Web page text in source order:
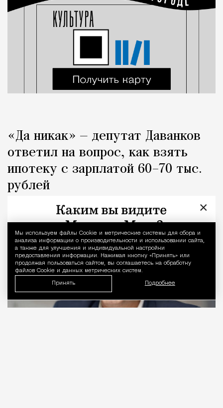
Уведомление
Мы используем файлы Сookie и метрические системы для сбора и
анализа информации о производительности и использовании сайта,
а также для улучшения и индивидуальной настройки
предоставления информации. Нажимая кнопку «Принять» или
продолжая пользоваться сайтом, вы соглашаетесь на обработку
файлов Cookie и данных метрических систем.
Принять Подробнее
«Да никак» — депутат Даванков
ответил на вопрос, как взять
ипотеку с зарплатой 60–70 тыс.
рублей
Кирилл Романов ×